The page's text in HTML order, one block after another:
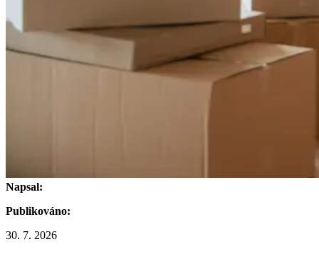
Napsal:
Publikováno:
30. 7. 2026